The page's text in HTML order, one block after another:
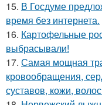
15. В Госдуме
время без интернета.
16. Картофельные
выбрасывали!
17. Самая мощная
кровообращения,
суставов, кожи,